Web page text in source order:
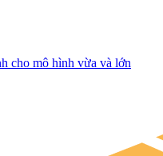
cho mô hình vừa và lớn